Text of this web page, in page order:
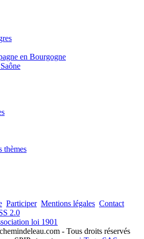
en Bourgogne
thèmes
Participer Mentions légales Contact
2.0
loi 1901
- Tous droits réservés